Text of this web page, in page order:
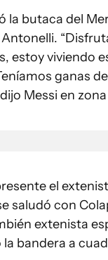
la butaca del
estoy viviendo
ganas
Messi en
el
saludó con
extenista
la bandera a